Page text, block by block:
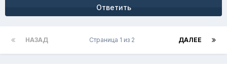
Ответить
НАЗАД ДАЛЕЕ
Страница 1 из 2